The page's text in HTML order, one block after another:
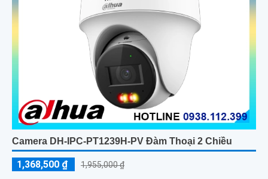
Camera DH-IPC-PT1239H-PV Đàm Thoại 2 Chiều
1,368,500 ₫ 1,955,000 ₫